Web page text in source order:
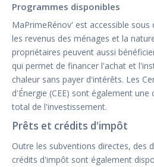
Programmes disponibles
MaPrimeRénov' est accessible
les revenus des ménages et la
propriétaires peuvent aussi
qui permet de financer l'achat et
chaleur sans payer d'intérêts. Les
d'Énergie (CEE) sont également
total de l'investissement.
Prêts et crédits d'impôt
Outre les subventions directes, des
crédits d'impôt sont également